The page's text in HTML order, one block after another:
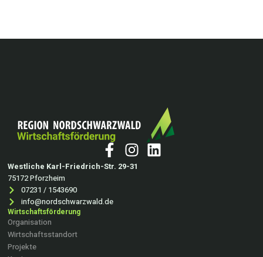
Westliche Karl-Friedrich-Str. 29-31
75172 Pforzheim
07231 / 1543690
info@nordschwarzwald.de
Wirtschaftsförderung
Organisation
Wirtschaftsstandort
Projekte